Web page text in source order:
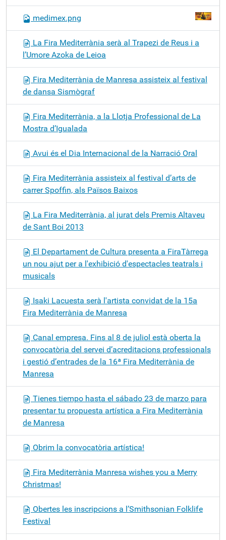
medimex.png
La Fira Mediterrània serà al Trapezi de Reus i a
l’Umore Azoka de Leioa
Fira Mediterrània de Manresa assisteix al festival
de dansa Sismògraf
Fira Mediterrània, a la Llotja Professional de La
Mostra d’Igualada
Avui és el Dia Internacional de la Narració Oral
Fira Mediterrània assisteix al festival d’arts de
carrer Spoffin, als Països Baixos
La Fira Mediterrània, al jurat dels Premis Altaveu
de Sant Boi 2013
El Departament de Cultura presenta a FiraTàrrega
un nou ajut per a l'exhibició d'espectacles teatrals i
musicals
Isaki Lacuesta serà l'artista convidat de la 15a
Fira Mediterrània de Manresa
Canal empresa. Fins al 8 de juliol està oberta la
convocatòria del servei d’acreditacions professionals
i gestió d’entrades de la 16ª Fira Mediterrània de
Manresa
Tienes tiempo hasta el sábado 23 de marzo para
presentar tu propuesta artística a Fira Mediterrània
de Manresa
Obrim la convocatòria artística!
Fira Mediterrània Manresa wishes you a Merry
Christmas!
Obertes les inscripcions a l’Smithsonian Folklife
Festival